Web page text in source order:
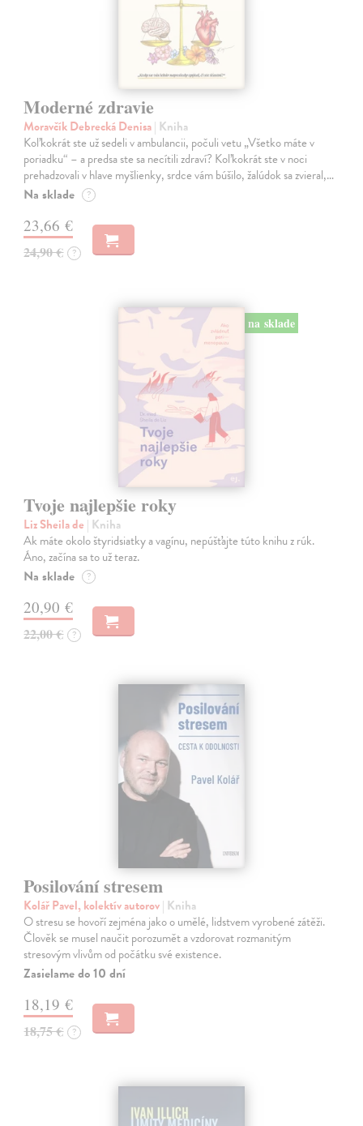
Moderné zdravie
Moravčík Debrecká Denisa| Kniha
Koľkokrát ste už sedeli v ambulancii, počuli vetu „Všetko máte v
poriadku“ – a predsa ste sa necítili zdraví? Koľkokrát ste v noci
prehadzovali v hlave myšlienky, srdce vám búšilo, žalúdok sa zvieral,…
Na sklade ?
23,66 €
24,90 € ?
na sklade
Tvoje najlepšie roky
Liz Sheila de | Kniha
Ak máte okolo štyridsiatky a vagínu, nepúšťajte túto knihu z rúk.
Áno, začína sa to už teraz.
Na sklade ?
20,90 €
22,00 € ?
Posilování stresem
Kolář Pavel, kolektív autorov| Kniha
O stresu se hovoří zejména jako o umělé, lidstvem vyrobené zátěži.
Člověk se musel naučit porozumět a vzdorovat rozmanitým
stresovým vlivům od počátku své existence.
Zasielame do 10 dní
18,19 €
18,75 € ?